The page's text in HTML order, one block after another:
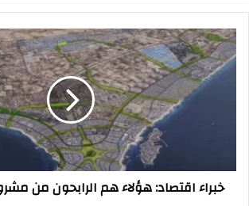
خبراء
اقتصاد:
هؤلاء
الحكمة
خبراء اقتصاد: هؤلاء هم الرابحون من